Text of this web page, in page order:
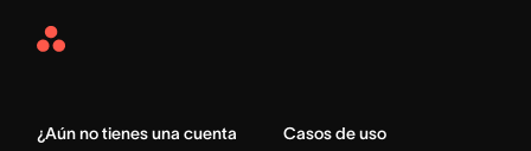
Asana
¿Aún no tienes una cuenta
Casos de uso